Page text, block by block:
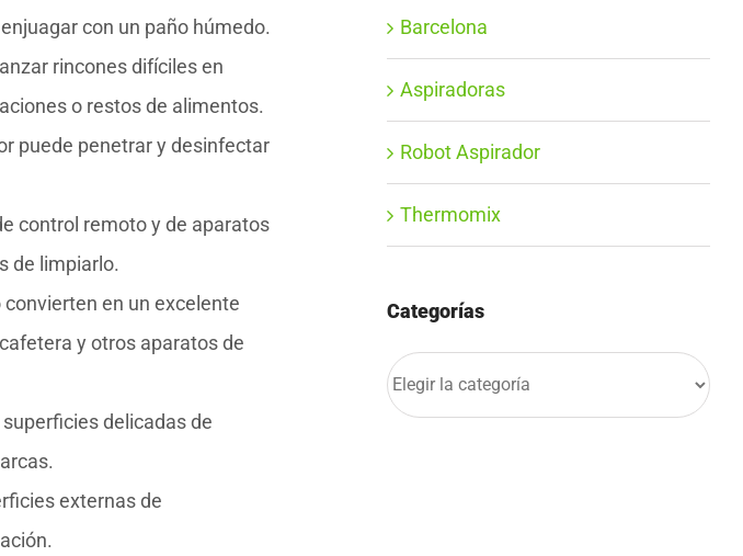
con un paño húmedo.
rincones difíciles en
o restos de alimentos.
puede penetrar y desinfectar
control remoto y de aparatos
de limpiarlo.
en un excelente
y otros aparatos de
delicadas de
externas de
Barcelona
Aspiradoras
Robot Aspirador
Thermomix
Categorías
Categorías